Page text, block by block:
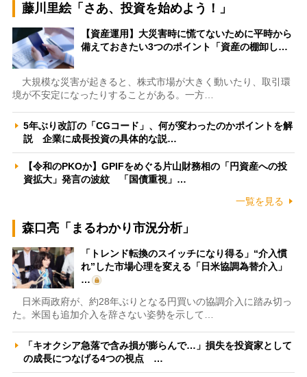
藤川里絵「さあ、投資を始めよう！」
【資産運用】大災害時に慌てないために平時から
備えておきたい3つのポイント「資産の棚卸し…
大規模な災害が起きると、株式市場が大きく動いたり、取引環
境が不安定になったりすることがある。一方…
5年ぶり改訂の「CGコード」、何が変わったのかポイントを解
説 企業に成長投資の具体的な説…
【令和のPKOか】GPIFをめぐる片山財務相の「円資産への投
資拡大」発言の波紋 「国債重視」…
一覧を見る
森口亮「まるわかり市況分析」
「トレンド転換のスイッチになり得る」“介入慣
れ”した市場心理を変える「日米協調為替介入」
…
日米両政府が、約28年ぶりとなる円買いの協調介入に踏み切っ
た。米国も追加介入を辞さない姿勢を示して…
「キオクシア急落で含み損が膨らんで…」損失を投資家として
の成長につなげる4つの視点 …